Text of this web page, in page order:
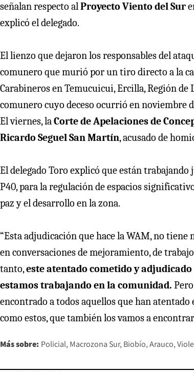
señalan respecto alProyecto Viento del Sur
explicó el delegado.
El lienzo que dejaron los responsables del
comunero que murió por un tiro directo a la
Carabineros en Temucuicui, Ercilla, Región de
comunero cuyo deceso ocurrió en noviembre
El viernes, laCorte de Apelaciones de
Ricardo Seguel San Martín, acusado de
El delegado Toro explicó que están trabajando
P40, para la regulación de espacios
paz y el desarrollo en la zona.
“Esta adjudicación que hace la WAM, no tiene
en conversaciones de mejoramiento, de
tanto,este atentado cometido y
estamos trabajando en la comunidad.
encontrado a todos aquellos que han
como estos, que también los vamos a
Más sobre: Policial Macrozona Sur Biobío Arauco